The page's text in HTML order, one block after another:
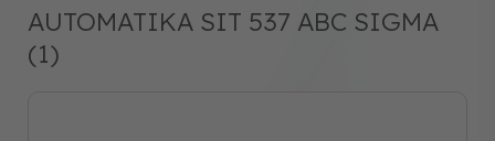
AUTOMATIKA SIT 537 ABC SIGMA
(1)